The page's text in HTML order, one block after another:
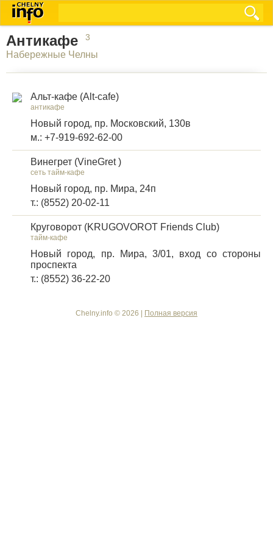
Антикафе 3
Набережные Челны
Альт-кафе (Alt-cafe)
антикафе
Новый город, пр. Московский, 130в
м.: +7-919-692-62-00
Винегрет (VineGret )
сеть тайм-кафе
Новый город, пр. Мира, 24п
т.: (8552) 20-02-11
Круговорот (KRUGOVOROT Friends Club)
тайм-кафе
Новый город, пр. Мира, 3/01, вход со стороны
проспекта
т.: (8552) 36-22-20
Chelny.info © 2026 | Полная версия